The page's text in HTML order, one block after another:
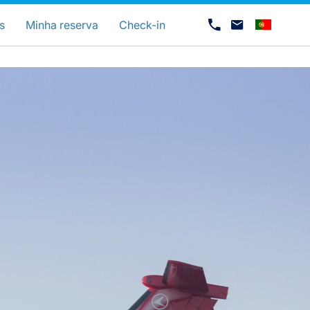
Minha reserva Check-in